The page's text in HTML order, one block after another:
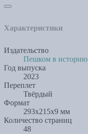
Характеристики
Издательство
Пешком в историю
Год выпуска
2023
Переплет
Твёрдый
Формат
293x215x9 мм
Количество страниц
48